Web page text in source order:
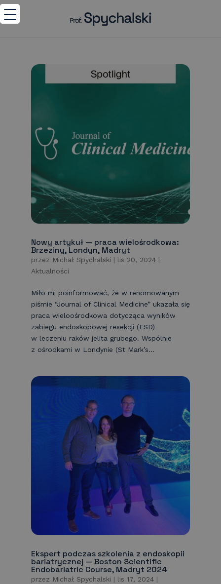
Nowy artykuł — praca wielośrodkowa:
Brzeziny, Londyn, Madryt
przez Michał Spychalski | lis 20, 2024|
Aktualności
Miło mi poinformować, że w renomowanym
piśmie “Journal of Clinical Medicine” ukazała się
praca wieloośrodkowa dotycząca wyników
zabiegu endoskopowej resekcji (ESD)
w leczeniu raków jelita grubego. Wspólnie
z ośrodkami w Londynie (St Mark’s...
Ekspert podczas szkolenia z endoskopii
bariatrycznej — Boston Scientific
Endobariatric Course, Madryt 2024
przez Michał Spychalski | lis 17, 2024|